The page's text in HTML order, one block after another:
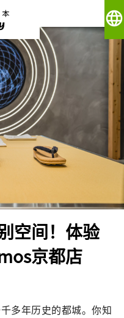
language
空间！体验
京都店
多年历史的都城。你知